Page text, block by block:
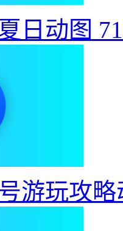
日动图
游玩攻